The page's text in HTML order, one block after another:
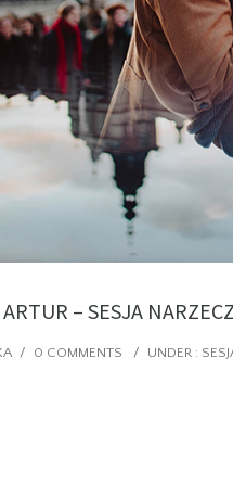
– SESJA
/ 0 COMMENTS / UNDER :